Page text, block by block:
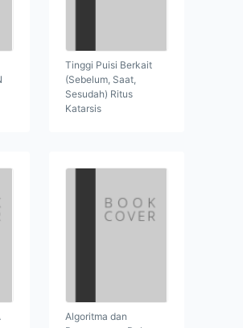
Tinggi Puisi Berkait
(Sebelum, Saat,
Sesudah) Ritus
Katarsis
Algoritma dan